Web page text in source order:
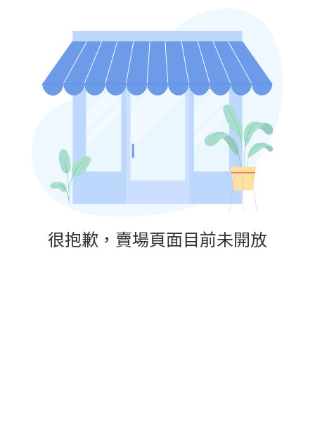
很抱歉，賣場頁面目前未開放